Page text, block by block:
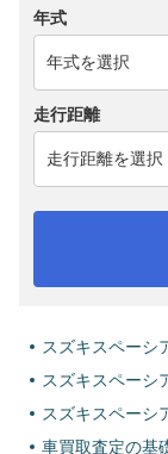
年式
走行距離
スズキスペーシ
スズキスペーシ
スズキスペーシ
車買取査定の基